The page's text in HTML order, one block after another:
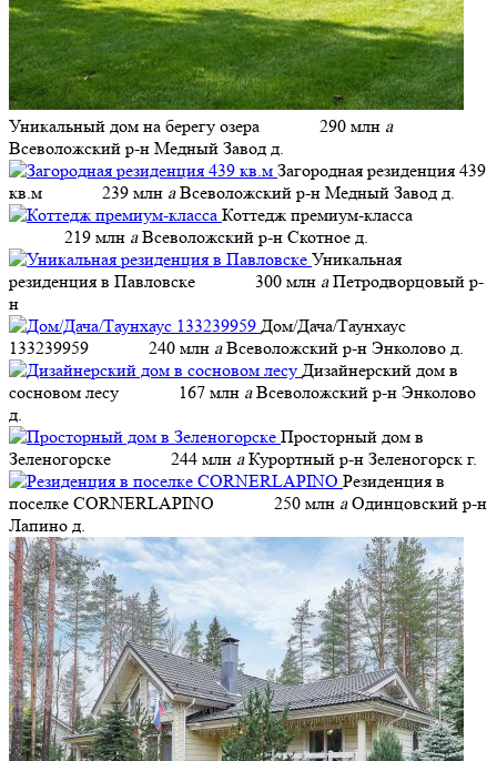
Уникальный дом на берегу озера 290 млн a
Всеволожский р-н Медный Завод д.
Загородная резиденция 439
кв.м
239 млн a Всеволожский р-н Медный Завод д.
Коттедж премиум-класса
219 млн a Всеволожский р-н Скотное д.
Уникальная
резиденция в Павловске
300 млн a Петродворцовый р-
н
Дом/Дача/Таунхаус
133239959
240 млн a Всеволожский р-н Энколово д.
Дизайнерский дом в
сосновом лесу
167 млн a Всеволожский р-н Энколово
д.
Просторный дом в
Зеленогорске
244 млн a Курортный р-н Зеленогорск г.
Резиденция в
поселке CORNERLAPINO
250 млн a Одинцовский р-н
Лапино д.